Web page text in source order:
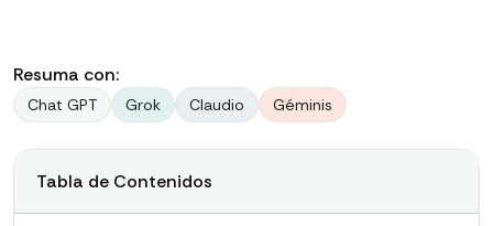
Resuma con:
Chat GPT Grok Claudio Géminis
Tabla de Contenidos